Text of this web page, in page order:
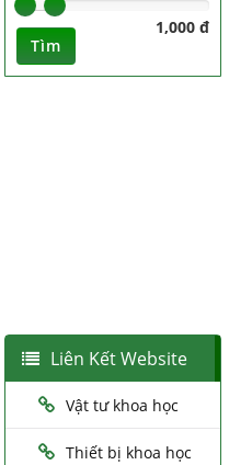
1,000 đ
Tìm
Liên Kết Website
Vật tư khoa học
Thiết bị khoa học